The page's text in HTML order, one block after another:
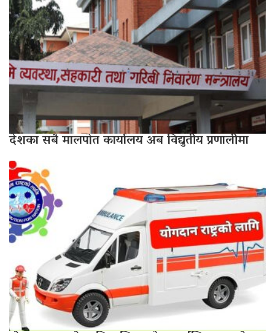
देशका सबै मालपोत कार्यालय अब विद्युतीय प्रणालीमा